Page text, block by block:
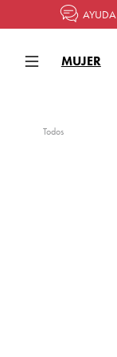
AYUDA
MUJER
Todos